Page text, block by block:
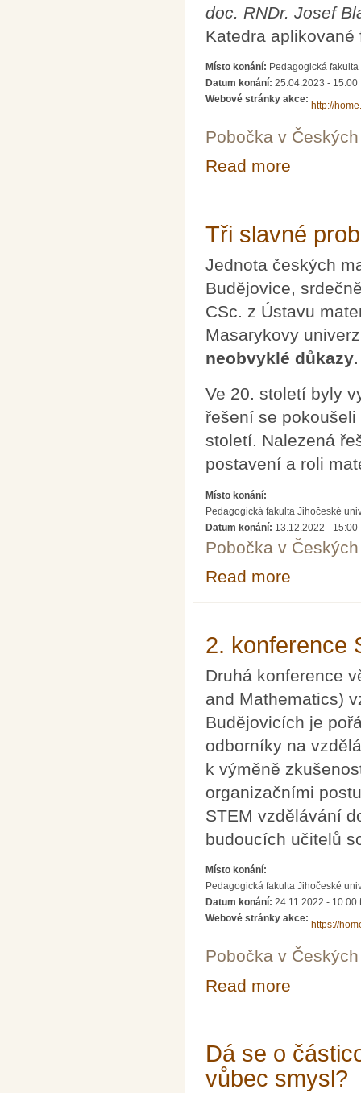
doc. RNDr. Josef
Katedra
Místo konání: Pedagogická
Datum konání: 25.04.2023 - 15:00
Webové stránky akce:
http://
Pobočka v
Read more
Tři slavné
Jednota českých
Budějovice,
CSc. z Ústavu
Masarykovy
neobvyklé důkazy.
Ve 20. století byly
řešení se
století. Nalezená
postavení a roli
Místo konání:
Pedagogická fakulta Jihočeské
Datum konání: 13.12.2022 - 15:00
Pobočka v
Read more
2. konference
Druhá konference
and Mathematics)
Budějovicích je
odborníky na
k výměně
organizačními
STEM vzdělávání
budoucích učitelů
Místo konání:
Pedagogická fakulta Jihočeské
Datum konání: 24.11.2022 - 10:00
Webové stránky akce:
https://
Pobočka v
Read more
Dá se o
vůbec smysl?